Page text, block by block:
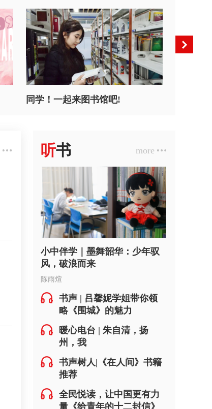
同学！一起来图书馆吧!
听书 more
小中伴学｜墨舞韶华：少年驭
风，破浪而来
陈雨煊
书声 | 吕馨妮学姐带你领
略《围城》的魅力
暖心电台 | 朱自清，扬
州，我
书声树人|《在人间》书籍
推荐
全民悦读，让中国更有力
量《给青年的十二封信》